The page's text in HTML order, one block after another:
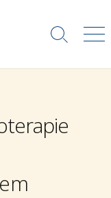
Search